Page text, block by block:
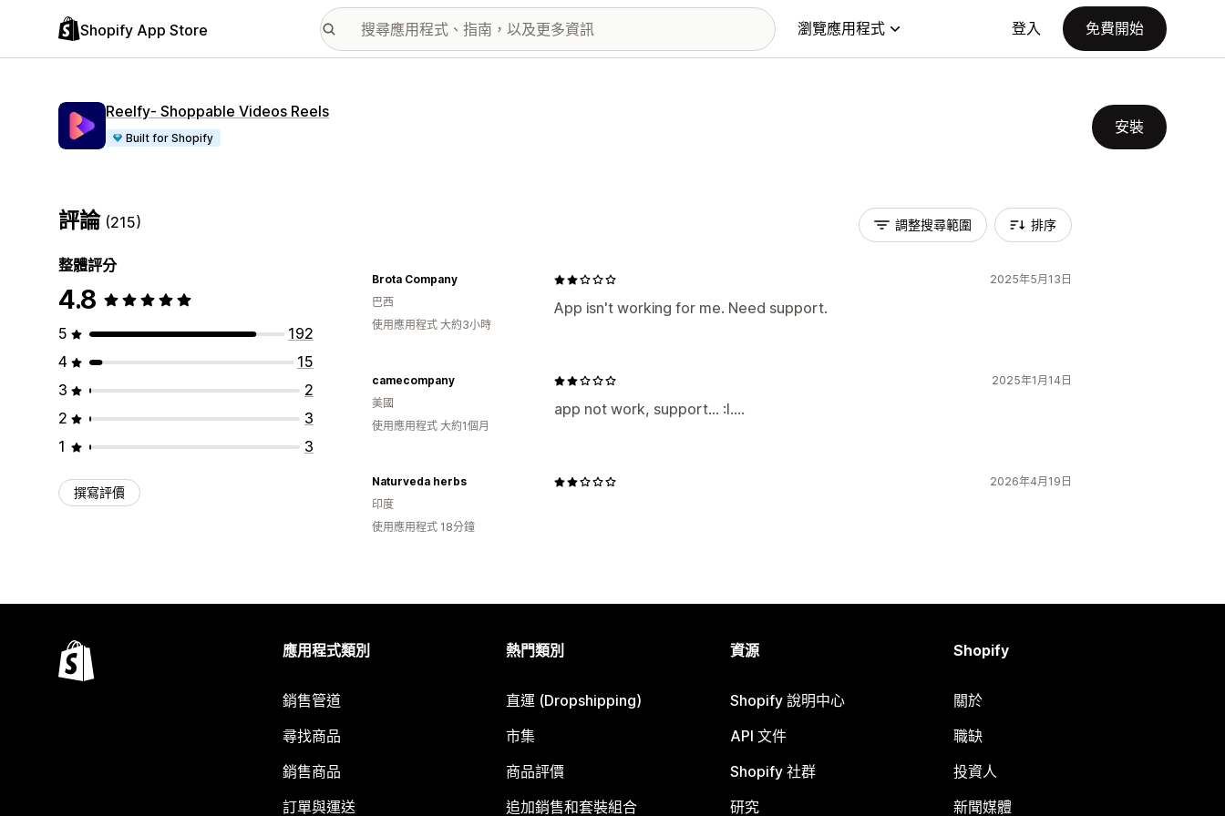
Shopify App Store 瀏覽應用程式 登入 免費開始
Reelfy‑ Shoppable Videos Reels
Built for Shopify
安裝
評論 (215)
整體評分
4.8
5
192
4
15
3
2
2
3
1
3
撰寫評價
調整搜尋範圍 排序
2025年5月13日
App isn't working for me. Need support.
Brota Company
巴西
使用應用程式 大約3小時
2025年1月14日
app not work, support... :I....
camecompany
美國
使用應用程式 大約1個月
2026年4月19日
Naturveda herbs
印度
使用應用程式 18分鐘
應用程式類別
銷售管道
尋找商品
銷售商品
訂單與運送
熱門類別
直運 (Dropshipping)
市集
商品評價
追加銷售和套裝組合
資源
Shopify 說明中心
API 文件
Shopify 社群
研究
Shopify
關於
職缺
投資人
新聞媒體